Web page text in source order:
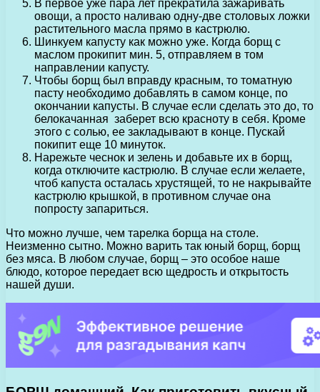
В первое уже пара лет прекратила зажаривать
овощи, а просто наливаю одну-две столовых ложки
растительного масла прямо в кастрюлю.
Шинкуем капусту как можно уже. Когда борщ с
маслом прокипит мин. 5, отправляем в том
направлении капусту.
Чтобы борщ был вправду красным, то томатную
пасту необходимо добавлять в самом конце, по
окончании капусты. В случае если сделать это до, то
белокачанная заберет всю красноту в себя. Кроме
этого с солью, ее закладывают в конце. Пускай
покипит еще 10 минуток.
Нарежьте чеснок и зелень и добавьте их в борщ,
когда отключите кастрюлю. В случае если желаете,
чтоб капуста осталась хрустящей, то не накрывайте
кастрюлю крышкой, в противном случае она
попросту запариться.
Что можно лучше, чем тарелка борща на столе.
Неизменно сытно. Можно варить так юный борщ, борщ
без мяса. В любом случае, борщ – это особое наше
блюдо, которое передает всю щедрость и открытость
нашей души.